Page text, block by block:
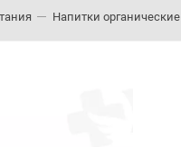
Напитки органические